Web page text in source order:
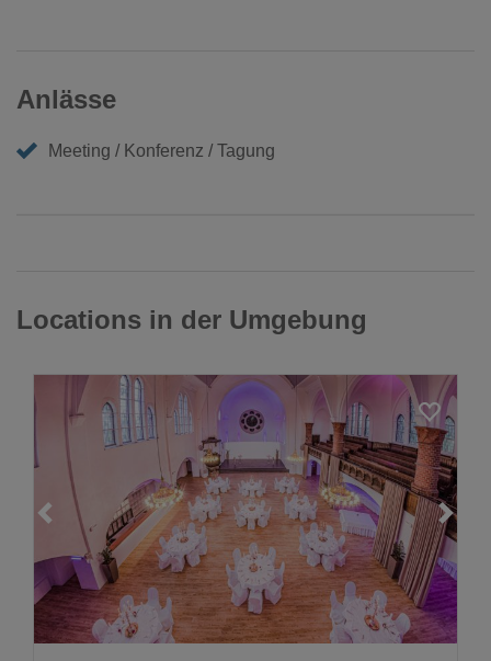
Anlässe
Meeting / Konferenz / Tagung
Locations in der Umgebung
Loading...